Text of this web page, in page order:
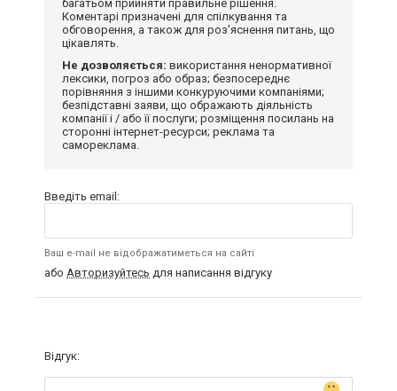
багатьом прийняти правильне рішення.
Коментарі призначені для спілкування та
обговорення, а також для роз'яснення питань, що
цікавлять.
Не дозволяється: використання ненормативної
лексики, погроз або образ; безпосереднє
порівняння з іншими конкуруючими компаніями;
безпідставні заяви, що ображають діяльність
компанії і / або її послуги; розміщення посилань на
сторонні інтернет-ресурси; реклама та
самореклама.
Введіть email:
Ваш e-mail не відображатиметься на сайті
або Авторизуйтесь для написання відгуку
Відгук: